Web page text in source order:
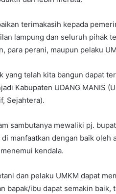
terimakasih kepada
lampung dan seluruh pihak
para perani, maupun pelaku
yang telah kita bangun dapat
Kabupaten UDANG MANIS
Sejahtera).
sambutanya mewaliki pj.
manfaatkan dengan baik
kendala.
dan pelaku UMKM dapat
bapak/ibu dapat semakin